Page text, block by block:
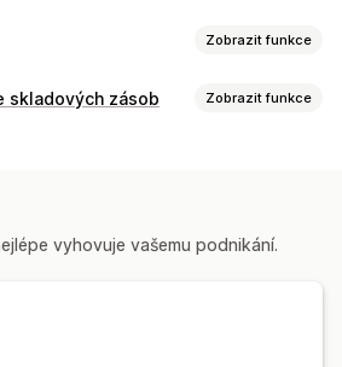
Zobrazit funkce
Nástroje pro odpočet času
skladových zásob Zobrazit funkce
vyhovuje vašemu podnikání.